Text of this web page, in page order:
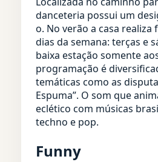
danceteria possui um
o. No verão a casa realiza
dias da semana: terças e
baixa estação somente
programação é
temáticas como as
Espuma”. O som que
eclético com músicas
techno e pop.
Funny